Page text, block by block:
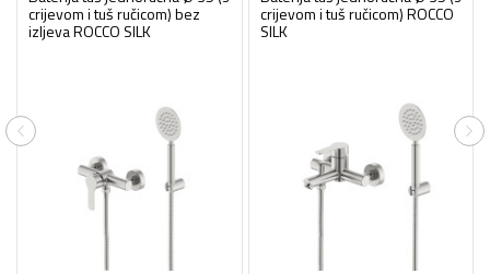
crijevom i tuš ručicom) bez
izljeva ROCCO SILK
crijevom i tuš ručicom) ROCCO
SILK
Previous